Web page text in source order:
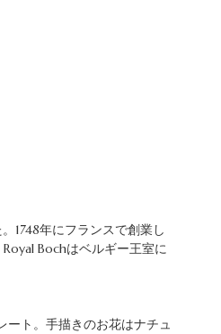
1748年にフランスで創業し
Bochはベルギー王室に
ート。手描きのお花はナチュ